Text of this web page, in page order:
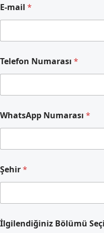
E-mail *
Telefon Numarası *
N
u
a
a
s
ı
u
a
WhatsApp Numarası *
Şehir*
İlgilendiğiniz Bölümü